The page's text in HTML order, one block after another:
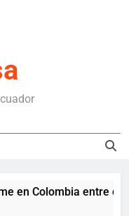
en Colombia entre